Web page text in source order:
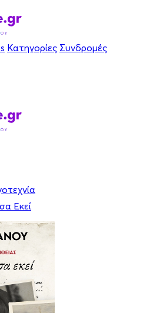
Κατηγορίες Συνδρομές
Εκεί